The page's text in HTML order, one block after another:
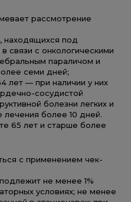
рассмотрение
находящихся под
связи с онкологическими
параличом и
семи дней;
лет — при наличии у них
сосудистой
болезни легких и
лечения более 10 дней.
65 лет и старше более
с применением чек-
не менее 1%
условиях; не менее